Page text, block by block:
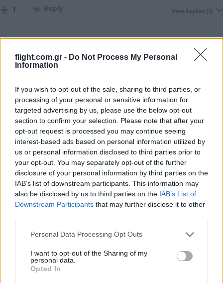
flight.com.gr - Do Not Process My Personal
Information
If you wish to opt-out of the sale, sharing to third parties, or
processing of your personal or sensitive information for
targeted advertising by us, please use the below opt-out
section to confirm your selection. Please note that after your
opt-out request is processed you may continue seeing
interest-based ads based on personal information utilized by
us or personal information disclosed to third parties prior to
your opt-out. You may separately opt-out of the further
disclosure of your personal information by third parties on the
IAB’s list of downstream participants. This information may
also be disclosed by us to third parties on the IAB’s List of
Downstream Participants that may further disclose it to other
Please note that this website/app uses one or more Google
not limited to your visit or usage behaviour. You may click to
grant or deny consent to Google and its third-party tags to
use your data for below specified purposes in below Google
Personal Data Processing Opt Outs
I want to opt-out of the Sharing of my
personal data.
Opted In
1 Reply View Replies (1)
Trusted Member
8 Ιανουαρίου 2025 16:50
Ελπίζω να έχετε τακτοποιήσει τα κληρονομικά σας, αν και
νομίζω πως δεν θα έχει μείνει και τίποτα όρθιο όταν τελειώσουν
οι μουρλοί δισεκατομμυριούχοι τις δουλίτσες τους.
Μιλάμε για τύπους που έχουν απειλήσει μέχρι και τον Καναδά
πλέον…
Reply